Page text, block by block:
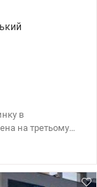
в
на третьому
та карнизи,